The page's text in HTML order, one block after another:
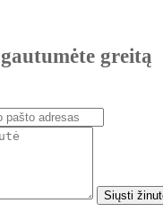
greitą
Siųsti